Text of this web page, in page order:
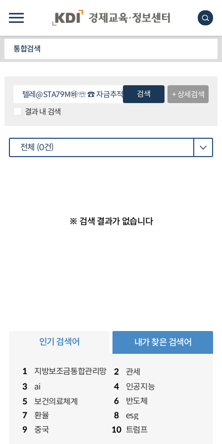
통합검색
검색
+ 상세검색
결과 내 검색
전체 (0건)
※ 검색 결과가 없습니다
인기 검색어
1 지방보조금통합관리망 2
관세
3
ai 4 인공지능
5
보건의료체계
5
보건의료체계 6
반도체
7
환율 8
esg
9
중국 10 트럼프
내가 찾은 검색어